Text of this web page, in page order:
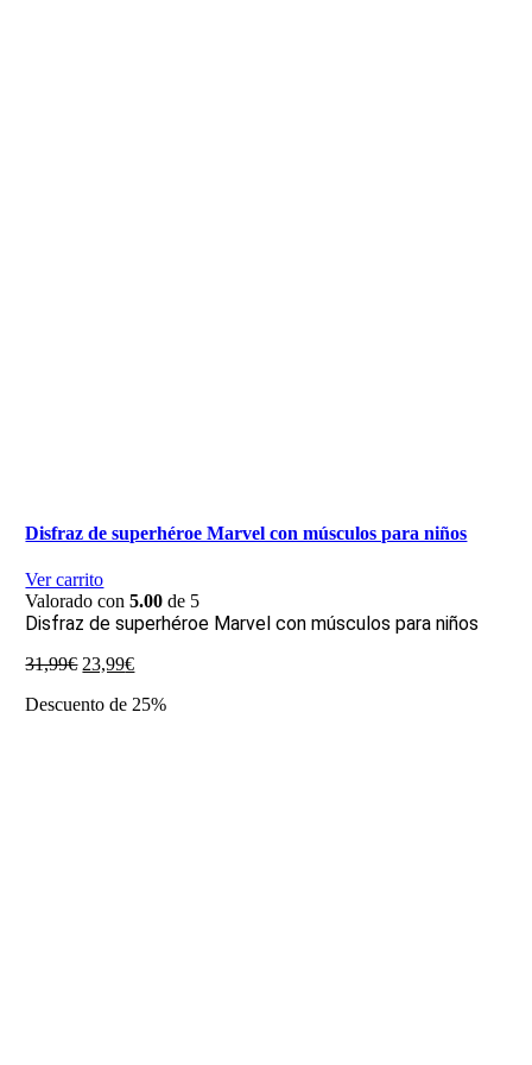
Disfraz de superhéroe Marvel con músculos para niños
Ver carrito
Valorado con5.00 de 5
Disfraz de superhéroe Marvel con músculos para niños
31,99€ El
original
23,99€El
actual
Descuento de 25%